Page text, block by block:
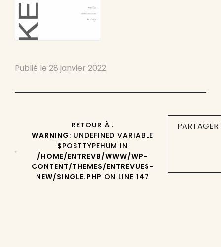
Publié le 28 janvier 2022
RETOUR À :
WARNING: UNDEFINED VARIABLE
$POSTTYPEHUM IN
/HOME/ENTREVB/WWW/WP-
CONTENT/THEMES/ENTREVUES-
NEW/SINGLE.PHP ON LINE 147